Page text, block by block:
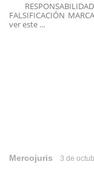
FALSIFICACIÓN
ver este ...
Mercojuris 3 de